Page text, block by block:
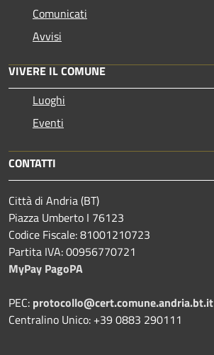
Comunicati
Avvisi
VIVERE IL COMUNE
Luoghi
Eventi
CONTATTI
Città di Andria (BT)
Piazza Umberto I 76123
Codice Fiscale: 81001210723
Partita IVA: 00956770721
MyPay PagoPA
PEC: protocollo@cert.comune.andria.bt.it
Centralino Unico: +39 0883 290111